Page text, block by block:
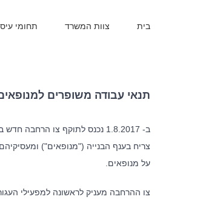
בית צוות המשרד תחומי
תנאי עבודה משופרים
ב- 1.8.2017 נכנס לתוקף צו
על מנופאים.
צו ההרחבה מעניק לראשונה למפעילי